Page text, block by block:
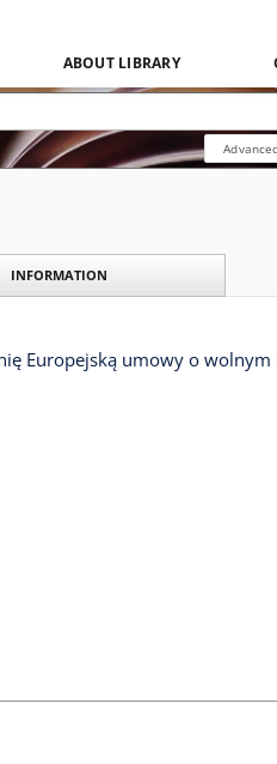
ABOUT LIBRARY
INFORMATION
Europejską umowy o wolnym